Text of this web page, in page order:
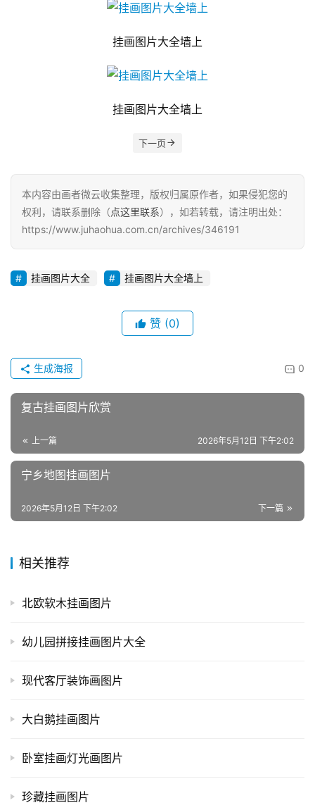
挂画图片大全墙上
挂画图片大全墙上
下一页
本内容由画者微云收集整理，版权归属原作者，如果侵犯您的
权利，请联系删除（点这里联系），如若转载，请注明出处：
https://www.juhaohua.com.cn/archives/346191
挂画图片大全 挂画图片大全墙上
赞 (0)
0
生成海报
复古挂画图片欣赏
上一篇 2026年5月12日 下午2:02
宁乡地图挂画图片
下一篇
2026年5月12日 下午2:02
相关推荐
北欧软木挂画图片
幼儿园拼接挂画图片大全
现代客厅装饰画图片
大白鹅挂画图片
卧室挂画灯光画图片
珍藏挂画图片